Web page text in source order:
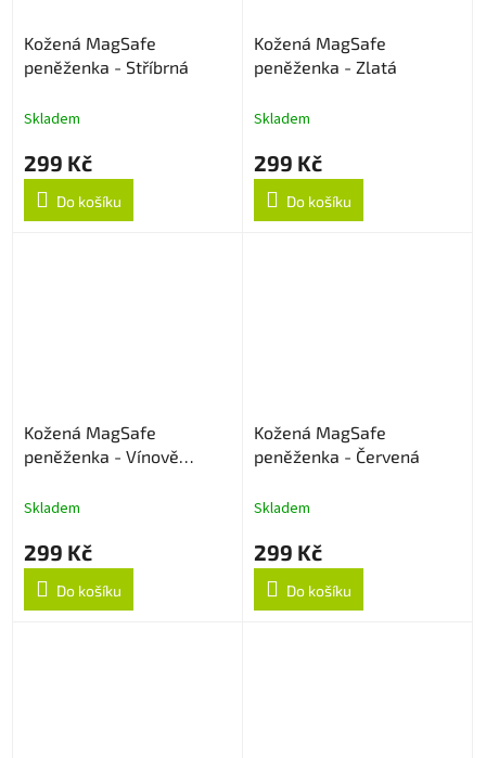
Kožená MagSafe
peněženka - Stříbrná
Skladem
299 Kč
Do košíku
Kožená MagSafe
peněženka - Zlatá
Skladem
299 Kč
Do košíku
Kožená MagSafe
peněženka - Vínově
Skladem
299 Kč
Do košíku
Kožená MagSafe
peněženka - Červená
Skladem
299 Kč
Do košíku